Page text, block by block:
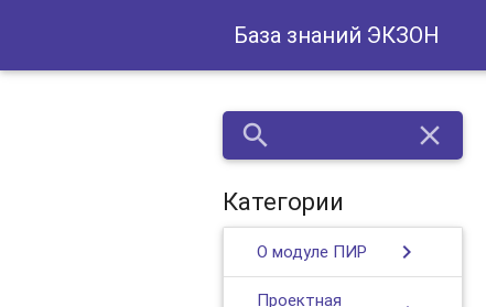
База знаний ЭКЗОН
search close
Категории
О модуле ПИР chevron_right
Проектная